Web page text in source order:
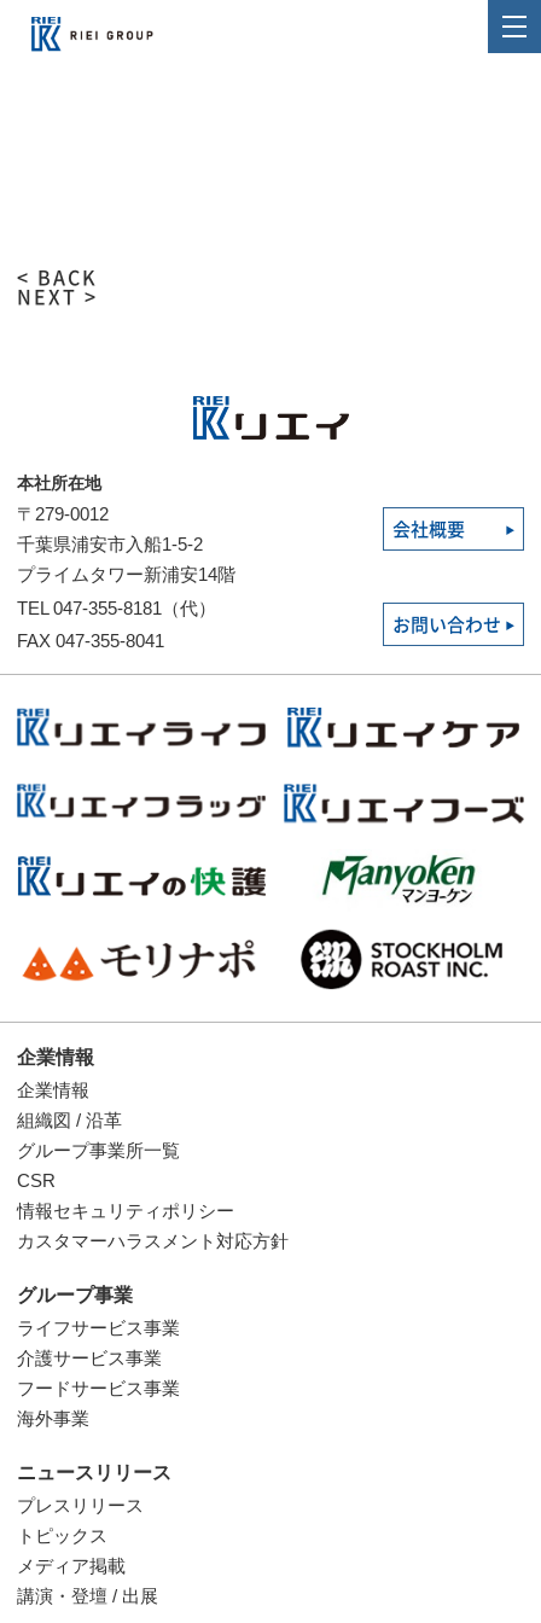
< BACK
NEXT >
本社所在地
〒279-0012
千葉県浦安市入船1-5-2
プライムタワー新浦安14階
会社概要
TEL 047-355-8181（代）
FAX 047-355-8041
お問い合わせ
企業情報
企業情報
組織図 / 沿革
グループ事業所一覧
CSR
情報セキュリティポリシー
カスタマーハラスメント対応方針
グループ事業
ライフサービス事業
介護サービス事業
フードサービス事業
海外事業
ニュースリリース
プレスリリース
トピックス
メディア掲載
講演・登壇 / 出展